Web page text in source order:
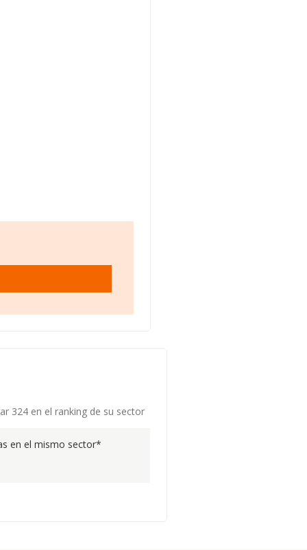
324 en el ranking de su sector
en el mismo sector*